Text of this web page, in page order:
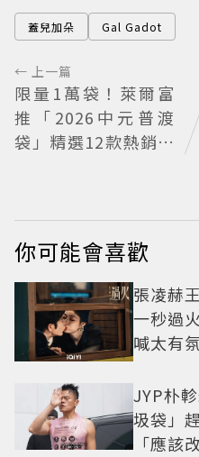
蓋兒加朵 Gal Gadot
← 上一篇
限量1萬袋！萊爾富
推「2026中元普渡
袋」精選12款熱銷商
你可能會喜歡
張凌赫
一秒過
喊太有
JYP朴
圾袋」
「應該